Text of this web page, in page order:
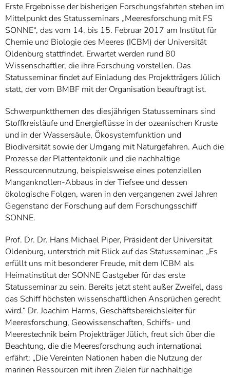
Erste Ergebnisse der bisherigen Forschungsfahrten stehen im
Mittelpunkt des Statusseminars „Meeresforschung mit FS
SONNE“, das vom 14. bis 15. Februar 2017 am Institut für
Chemie und Biologie des Meeres (ICBM) der Universität
Oldenburg stattfindet. Erwartet werden rund 80
Wissenschaftler, die ihre Forschung vorstellen. Das
Statusseminar findet auf Einladung des Projektträgers Jülich
statt, der vom BMBF mit der Organisation beauftragt ist.
Schwerpunktthemen des diesjährigen Statusseminars sind
Stoffkreisläufe und Energieflüsse in der ozeanischen Kruste
und in der Wassersäule, Ökosystemfunktion und
Biodiversität sowie der Umgang mit Naturgefahren. Auch die
Prozesse der Plattentektonik und die nachhaltige
Ressourcennutzung, beispielsweise eines potenziellen
Manganknollen-Abbaus in der Tiefsee und dessen
ökologische Folgen, waren in den vergangenen zwei Jahren
Gegenstand der Forschung auf dem Forschungsschiff
SONNE.
Prof. Dr. Dr. Hans Michael Piper, Präsident der Universität
Oldenburg, unterstrich mit Blick auf das Statusseminar: „Es
erfüllt uns mit besonderer Freude, mit dem ICBM als
Heimatinstitut der SONNE Gastgeber für das erste
Statusseminar zu sein. Bereits jetzt steht außer Zweifel, dass
das Schiff höchsten wissenschaftlichen Ansprüchen gerecht
wird.“ Dr. Joachim Harms, Geschäftsbereichsleiter für
Meeresforschung, Geowissenschaften, Schiffs- und
Meerestechnik beim Projektträger Jülich, freut sich über die
Beachtung, die die Meeresforschung auch international
erfährt: „Die Vereinten Nationen haben die Nutzung der
marinen Ressourcen mit ihren Zielen für nachhaltige